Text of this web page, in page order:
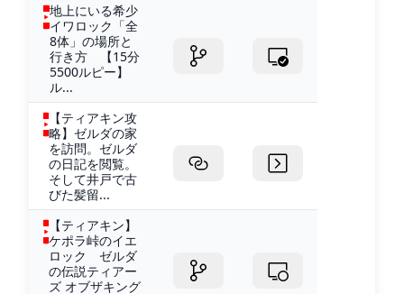
地上にいる希少
イワロック「全
8体」の場所と
行き方 【15分
5500ルピー】
ル...
【ティアキン攻
略】ゼルダの家
を訪問。ゼルダ
の日記を閲覧。
そして井戸で古
びた髪留...
【ティアキン】
ケポラ峠のイエ
ロック ゼルダ
の伝説ティアー
ズ オブザキング